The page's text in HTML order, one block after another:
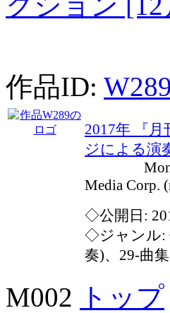
作品ID: W289
2017年 『
ジによる演
Monthly
Media Corp.
◇公開日:
◇ジャンル:
奏)、29-曲
M002 トップ